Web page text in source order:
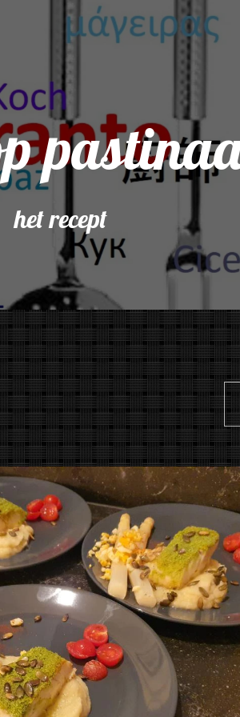
het recept